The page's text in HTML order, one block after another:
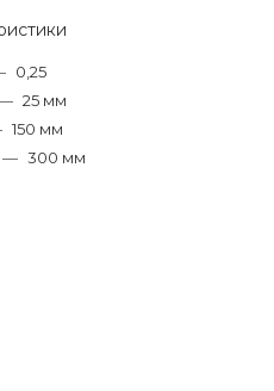
0,25
25 мм
150 мм
— 300 мм